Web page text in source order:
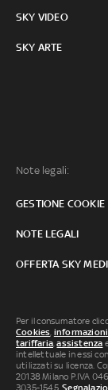
SKY VIDEO
SKY ARTE
Note legali:
GESTIONE COOKIE
NOTE LEGALI
OFFERTA SKY
Per il consumatore
Cookies,
tariffaria,assistenza
intellettuale in essi
utilizzati su licenza.
20138 Milano P.IVA
3035-1545.